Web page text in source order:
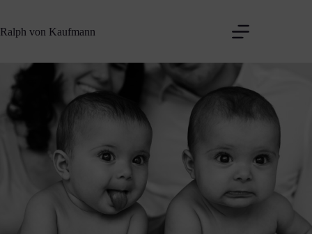
Inhalt
Ralph von Kaufmann